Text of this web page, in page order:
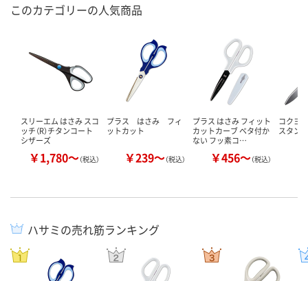
このカテゴリーの人気商品
スリーエム はさみ スコ
ッチ（R）チタンコート
シザーズ
￥1,780～（税込）
プラス はさみ フィ
ットカット
￥239～（税込）
プラス はさみ フィット
カットカーブ ベタ付か
ない フッ素コ…
￥456～（税込）
コクヨ
スタン
ハサミの売れ筋ランキング